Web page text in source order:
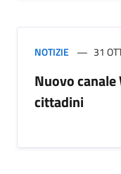
NOTIZIE 31
Nuovo
cittadini